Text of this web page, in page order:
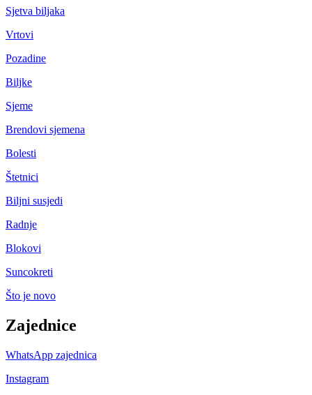
Sjetva biljaka
Vrtovi
Pozadine
Biljke
Sjeme
Brendovi sjemena
Bolesti
Štetnici
Biljni susjedi
Radnje
Blokovi
Suncokreti
Što je novo
Zajednice
WhatsApp zajednica
Instagram